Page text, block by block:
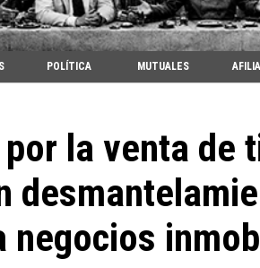
POLÍTICA MUTUALES
la venta de
negocios